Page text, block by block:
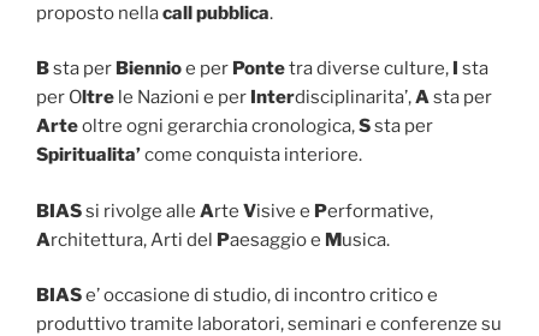
proposto nellacall pubblica.
Bsta per Biennioe per Pontetra diverse culture, I sta
per Oltre le Nazioni e per Interdisciplinarita’,Asta per
Arteoltre ogni gerarchia cronologica,Ssta per
Spiritualita’come conquista interiore.
BIASsi rivolge alle Arte Visive e Performative,
Architettura, Arti del Paesaggio e Musica.
BIASe’ occasione di studio, di incontro critico e
produttivo tramite laboratori, seminari e conferenze su